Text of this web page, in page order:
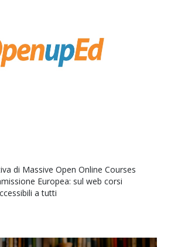
di Massive Open Online Courses
Europea: sul web corsi
a tutti